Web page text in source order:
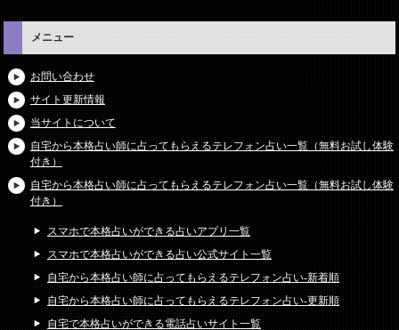
メニュー
お問い合わせ
サイト更新情報
当サイトについて
自宅から本格占い師に占ってもらえるテレフォン占い一覧（無料お試し体験
付き）
自宅から本格占い師に占ってもらえるテレフォン占い一覧（無料お試し体験
付き）
スマホで本格占いができる占いアプリ一覧
スマホで本格占いができる占い公式サイト一覧
自宅から本格占い師に占ってもらえるテレフォン占い-新着順
自宅から本格占い師に占ってもらえるテレフォン占い-更新順
自宅で本格占いができる電話占いサイト一覧